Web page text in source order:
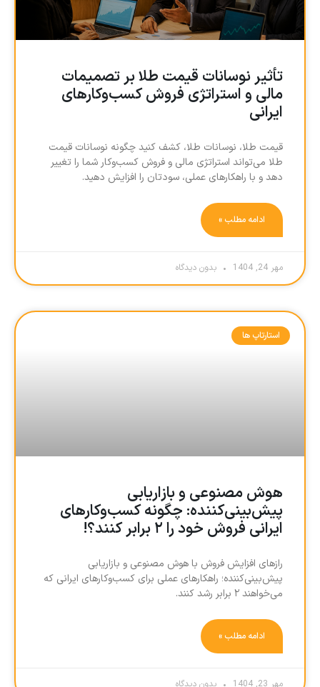
تأثیر نوسانات قیمت طلا بر تصمیمات
مالی و استراتژی فروش کسب‌وکارهای
ایرانی
قیمت طلا، نوسانات طلا، کشف کنید چگونه نوسانات قیمت
طلا می‌تواند استراتژی مالی و فروش کسب‌وکار شما را تغییر
دهد و با راهکارهای عملی، سودتان را افزایش دهید.
ادامه مطلب »
مهر 24, 1404 بدون دیدگاه
استارتاپ ها
هوش مصنوعی و بازاریابی
پیش‌بینی‌کننده: چگونه کسب‌وکارهای
ایرانی فروش خود را ۲ برابر کنند؟!
رازهای افزایش فروش با هوش مصنوعی و بازاریابی
پیش‌بینی‌کننده؛ راهکارهای عملی برای کسب‌وکارهای ایرانی که
می‌خواهند ۲ برابر رشد کنند.
ادامه مطلب »
مهر 23, 1404 بدون دیدگاه